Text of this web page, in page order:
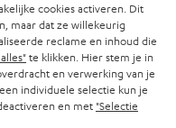
cookies activeren. Dit
maar dat ze willekeurig
reclame en inhoud die
te klikken. Hier stem je in
en verwerking van je
individuele selectie kun je
en met "Selectie